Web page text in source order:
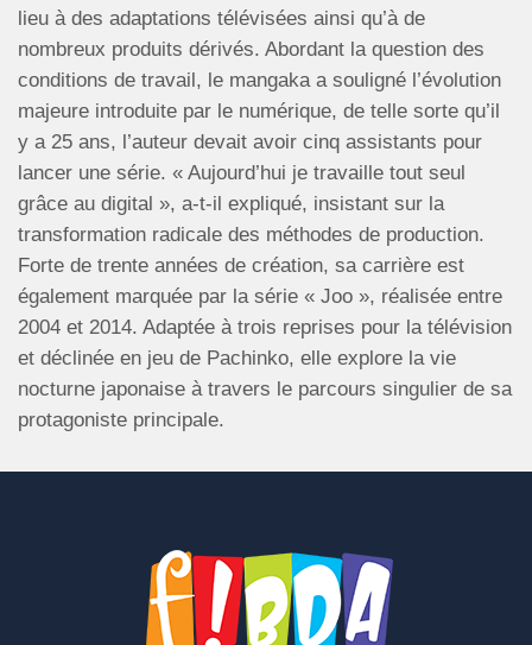
lieu à des adaptations télévisées ainsi qu’à de
nombreux produits dérivés. Abordant la question des
conditions de travail, le mangaka a souligné l’évolution
majeure introduite par le numérique, de telle sorte qu’il
y a 25 ans, l’auteur devait avoir cinq assistants pour
lancer une série. « Aujourd’hui je travaille tout seul
grâce au digital », a-t-il expliqué, insistant sur la
transformation radicale des méthodes de production.
Forte de trente années de création, sa carrière est
également marquée par la série « Joo », réalisée entre
2004 et 2014. Adaptée à trois reprises pour la télévision
et déclinée en jeu de Pachinko, elle explore la vie
nocturne japonaise à travers le parcours singulier de sa
protagoniste principale.